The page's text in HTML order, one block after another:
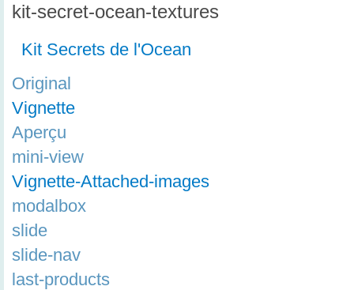
kit-secret-ocean-textures
Kit Secrets de l'Ocean
Original
Vignette
Aperçu
mini-view
Vignette-Attached-images
modalbox
slide
slide-nav
last-products